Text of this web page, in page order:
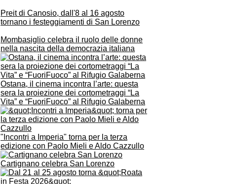
Preit di Canosio, dall'8 al 16 agosto
tornano i festeggiamenti di San Lorenzo
Mombasiglio celebra il ruolo delle donne
nella nascita della democrazia italiana
Ostana, il cinema incontra l’arte: questa
sera la proiezione dei cortometraggi “La
Vita” e “FuoriFuoco” al Rifugio Galaberna
"Incontri a Imperia" torna per la terza
edizione con Paolo Mieli e Aldo Cazzullo
Cartignano celebra San Lorenzo